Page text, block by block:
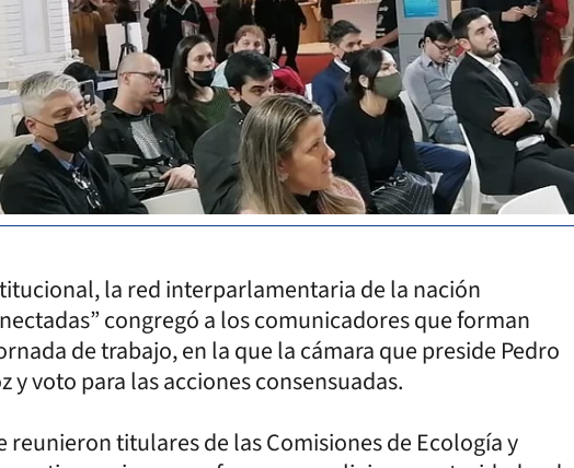
la red interparlamentaria de la nación
congregó a los comunicadores que forman
de trabajo, en la que la cámara que preside Pedro
y voto para las acciones consensuadas.
titulares de las Comisiones de Ecología y